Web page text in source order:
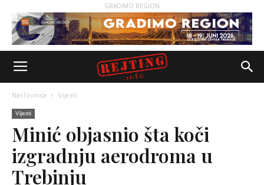
GRADIMO REGION
Naslovnica Vijesti
Vijesti
Minić objasnio šta koči
izgradnju aerodroma u
Trebinju